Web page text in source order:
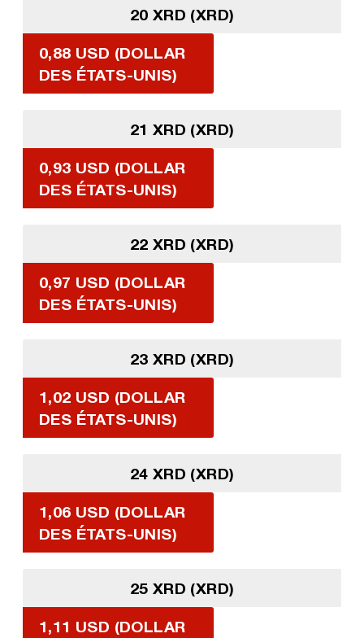
20 XRD (XRD)
0,88 USD (DOLLAR
DES ÉTATS-UNIS)
21 XRD (XRD)
0,93 USD (DOLLAR
DES ÉTATS-UNIS)
22 XRD (XRD)
0,97 USD (DOLLAR
DES ÉTATS-UNIS)
23 XRD (XRD)
1,02 USD (DOLLAR
DES ÉTATS-UNIS)
24 XRD (XRD)
1,06 USD (DOLLAR
DES ÉTATS-UNIS)
25 XRD (XRD)
1,11 USD (DOLLAR